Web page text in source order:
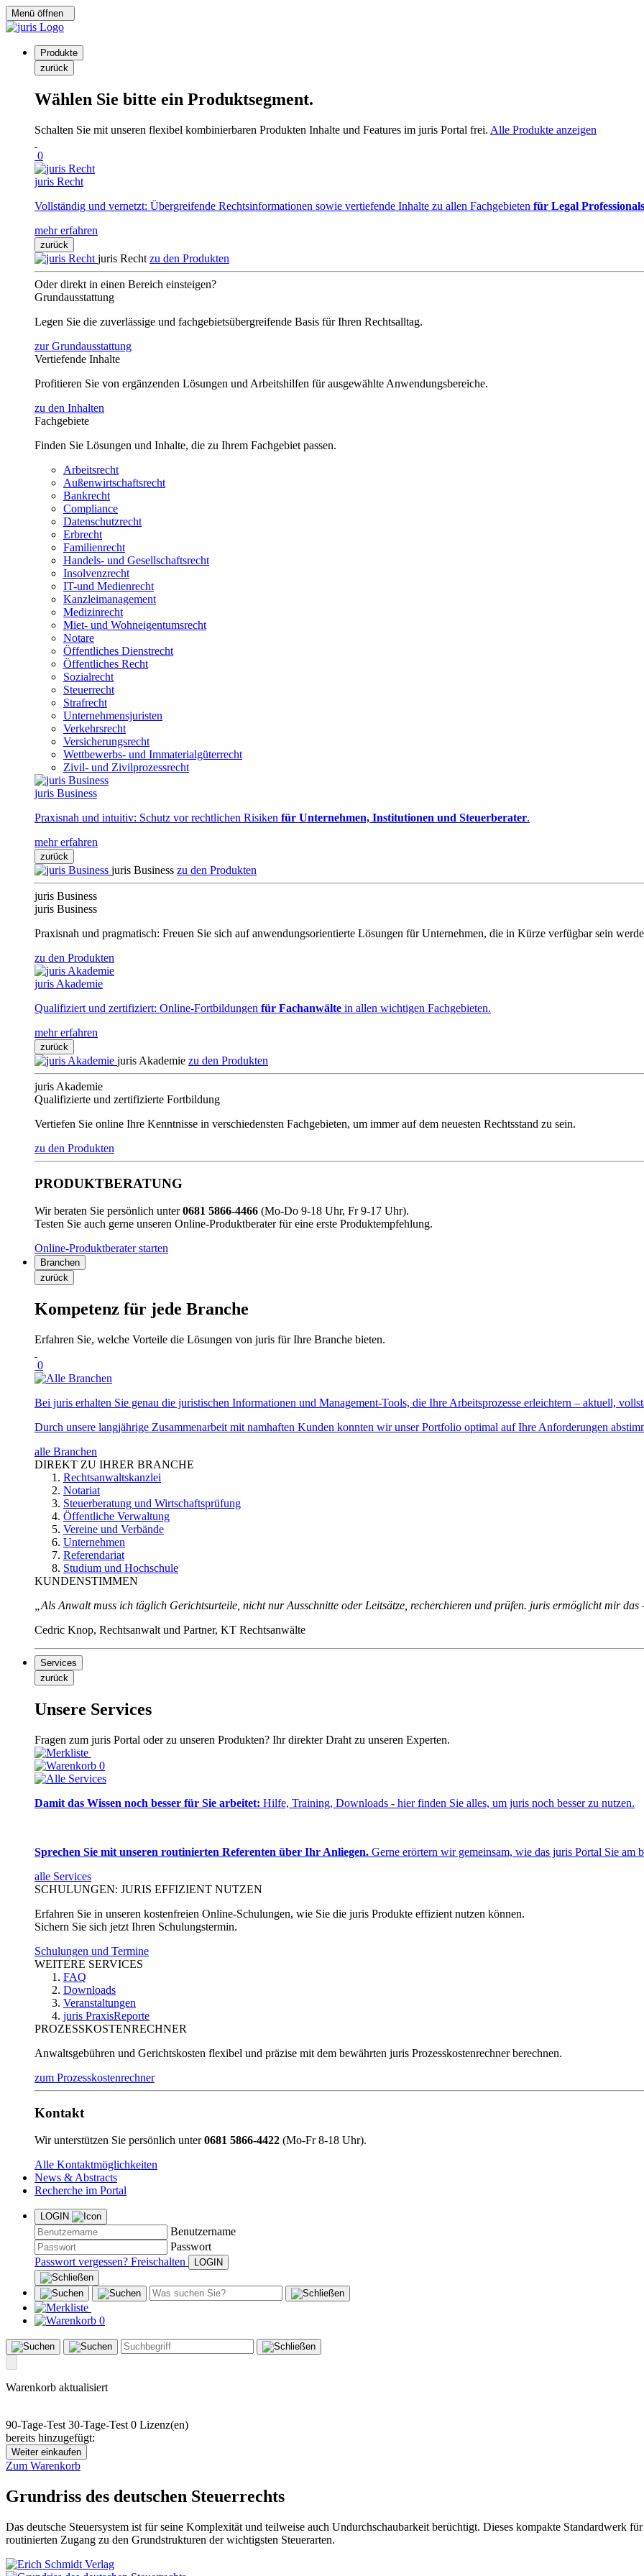
Menü öffnen
Produkte
zurück
Wählen Sie bitte ein Produktsegment.
Schalten Sie mit unseren flexibel kombinierbaren Produkten Inhalte und Features im juris Portal frei. Alle Produkte anzeigen
0
juris Recht
Vollständig und vernetzt: Übergreifende Rechtsinformationen sowie vertiefende Inhalte zu allen Fachgebieten für Legal Professionals
mehr erfahren
zurück
juris Recht zu den Produkten
Oder direkt in einen Bereich einsteigen?
Grundausstattung
Legen Sie die zuverlässige und fachgebietsübergreifende Basis für Ihren Rechtsalltag.
zur Grundausstattung
Vertiefende Inhalte
Profitieren Sie von ergänzenden Lösungen und Arbeitshilfen für ausgewählte Anwendungsbereiche.
zu den Inhalten
Fachgebiete
Finden Sie Lösungen und Inhalte, die zu Ihrem Fachgebiet passen.
Arbeitsrecht
Außenwirtschaftsrecht
Bankrecht
Compliance
Datenschutzrecht
Erbrecht
Familienrecht
Handels- und Gesellschaftsrecht
Insolvenzrecht
IT-und Medienrecht
Kanzleimanagement
Medizinrecht
Miet- und Wohneigentumsrecht
Notare
Öffentliches Dienstrecht
Öffentliches Recht
Sozialrecht
Steuerrecht
Strafrecht
Unternehmensjuristen
Verkehrsrecht
Versicherungsrecht
Wettbewerbs- und Immaterialgüterrecht
Zivil- und Zivilprozessrecht
juris Business
Praxisnah und intuitiv: Schutz vor rechtlichen Risiken für Unternehmen, Institutionen und Steuerberater.
mehr erfahren
zurück
juris Business zu den Produkten
juris Business
juris Business
Praxisnah und pragmatisch: Freuen Sie sich auf anwendungsorientierte Lösungen für Unternehmen, die in Kürze verfügbar sein
zu den Produkten
juris Akademie
Qualifiziert und zertifiziert: Online-Fortbildungen für Fachanwälte in allen wichtigen Fachgebieten.
mehr erfahren
zurück
juris Akademie zu den Produkten
juris Akademie
Qualifizierte und zertifizierte Fortbildung
Vertiefen Sie online Ihre Kenntnisse in verschiedensten Fachgebieten, um immer auf dem neuesten Rechtsstand zu sein.
zu den Produkten
PRODUKTBERATUNG
Wir beraten Sie persönlich unter0681 5866-4466 (Mo-Do 9-18 Uhr, Fr 9-17 Uhr).
Testen Sie auch gerne unseren Online-Produktberater für eine erste Produktempfehlung.
Online-Produktberater starten
Branchen
zurück
Kompetenz für jede Branche
Erfahren Sie, welche Vorteile die Lösungen von juris für Ihre Branche bieten.
0
Bei juris erhalten Sie genau die juristischen Informationen und Management-Tools, die Ihre Arbeitsprozesse erleichtern – aktuell,
Durch unsere langjährige Zusammenarbeit mit namhaften Kunden konnten wir unser Portfolio optimal auf Ihre Anforderungen
alle Branchen
DIREKT ZU IHRER BRANCHE
Rechtsanwaltskanzlei
Notariat
Steuerberatung und Wirtschaftsprüfung
Öffentliche Verwaltung
Vereine und Verbände
Unternehmen
Referendariat
Studium und Hochschule
KUNDENSTIMMEN
„Als Anwalt muss ich täglich Gerichtsurteile, nicht nur Ausschnitte oder Leitsätze, recherchieren und prüfen. juris ermöglicht mir
Cedric Knop, Rechtsanwalt und Partner, KT Rechtsanwälte
Services
zurück
Unsere Services
Fragen zum juris Portal oder zu unseren Produkten? Ihr direkter Draht zu unseren Experten.
0
Damit das Wissen noch besser für Sie arbeitet: Hilfe, Training, Downloads - hier finden Sie alles, um juris noch besser zu nutzen.
Sprechen Sie mit unseren routinierten Referenten über Ihr Anliegen. Gerne erörtern wir gemeinsam, wie das juris Portal Sie am
alle Services
SCHULUNGEN: JURIS EFFIZIENT NUTZEN
Erfahren Sie in unseren kostenfreien Online-Schulungen, wie Sie die juris Produkte effizient nutzen können.
Sichern Sie sich jetzt Ihren Schulungstermin.
Schulungen und Termine
WEITERE SERVICES
FAQ
Downloads
Veranstaltungen
juris PraxisReporte
PROZESSKOSTENRECHNER
Anwaltsgebühren und Gerichtskosten flexibel und präzise mit dem bewährten juris Prozesskostenrechner berechnen.
zum Prozesskostenrechner
Kontakt
Wir unterstützen Sie persönlich unter0681 5866-4422 (Mo-Fr 8-18 Uhr).
Alle Kontaktmöglichkeiten
News & Abstracts
Recherche im Portal
LOGIN
Benutzername
Passwort
Passwort vergessen? Freischalten
0
Warenkorb aktualisiert
90-Tage-Test 30-Tage-Test 0 Lizenz(en)
bereits hinzugefügt:
Weiter einkaufen
Zum Warenkorb
Grundriss des deutschen Steuerrechts
Das deutsche Steuersystem ist für seine Komplexität und teilweise auch Undurchschaubarkeit berüchtigt. Dieses kompakte Standardwerk
routinierten Zugang zu den Grundstrukturen der wichtigsten Steuerarten.